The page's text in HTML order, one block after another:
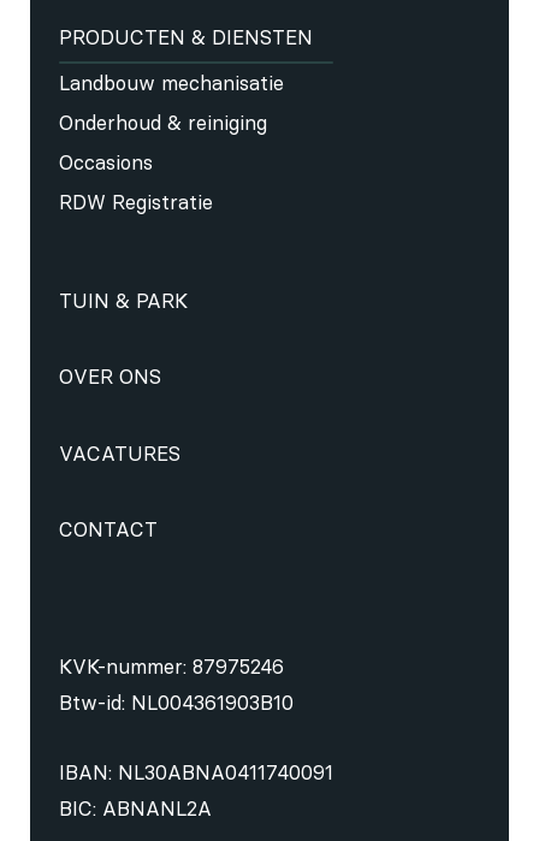
PRODUCTEN & DIENSTEN
Landbouw mechanisatie
Onderhoud & reiniging
Occasions
RDW Registratie
TUIN & PARK
OVER ONS
VACATURES
CONTACT
KVK-nummer: 87975246
Btw-id: NL004361903B10
IBAN: NL30ABNA0411740091
BIC: ABNANL2A